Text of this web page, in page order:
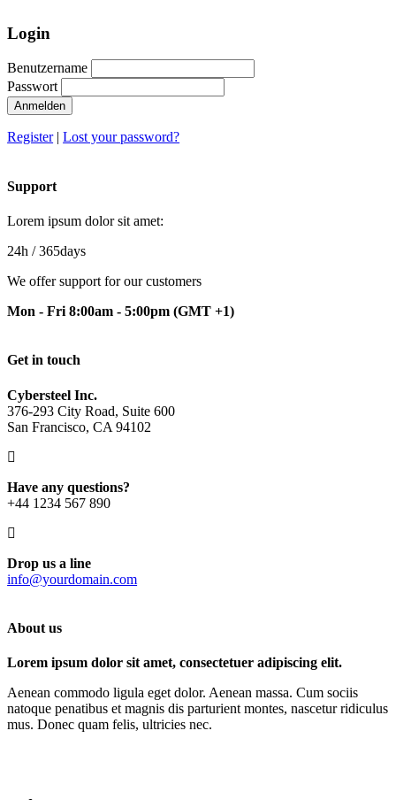
Login
Benutzername
Passwort
Anmelden
Register|Lost your password?
Support
Lorem ipsum dolor sit amet:
24h / 365days
We offer support for our customers
Mon - Fri 8:00am - 5:00pm(GMT +1)
Get in touch
Cybersteel Inc.
376-293 City Road, Suite 600
San Francisco, CA 94102
Have any questions?
+44 1234 567 890
Drop us a line
info@yourdomain.com
About us
Lorem ipsum dolor sit amet, consectetuer adipiscing elit.
Aenean commodo ligula eget dolor. Aenean massa. Cum sociis
natoque penatibus et magnis dis parturient montes, nascetur ridiculus
mus. Donec quam felis, ultricies nec.